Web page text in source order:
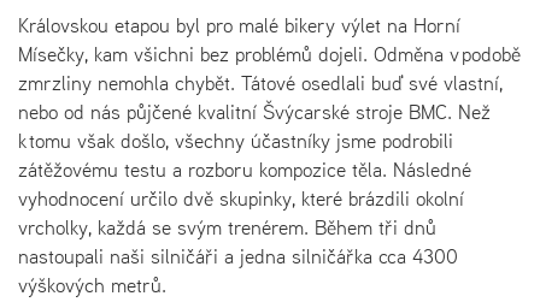
Královskou etapou byl pro malé bikery výlet na Horní
Mísečky, kam všichni bez problémů dojeli. Odměna v podobě
zmrzliny nemohla chybět. Tátové osedlali buď své vlastní,
nebo od nás půjčené kvalitní Švýcarské stroje BMC. Než
k tomu však došlo, všechny účastníky jsme podrobili
zátěžovému testu a rozboru kompozice těla. Následné
vyhodnocení určilo dvě skupinky, které brázdili okolní
vrcholky, každá se svým trenérem. Během tři dnů
nastoupali naši silničáři a jedna silničářka cca 4300
výškových metrů.